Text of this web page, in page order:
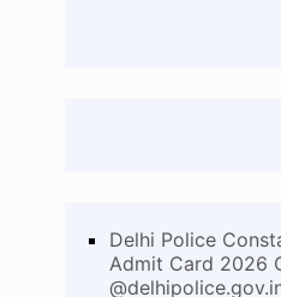
Delhi Police
Admit Card 2026